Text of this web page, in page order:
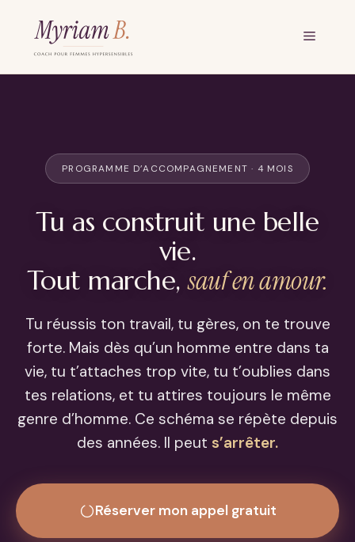
contenu
Menu
PROGRAMME D’ACCOMPAGNEMENT · 4 MOIS
Tu as construit une belle
vie.
Tout marche,sauf en amour.
Tu réussis ton travail, tu gères, on te trouve
forte. Mais dès qu’un homme entre dans ta
vie, tu t’attaches trop vite, tu t’oublies dans
tes relations, et tu attires toujours le même
genre d’homme. Ce schéma se répète depuis
des années. Il peut s’arrêter.
Réserver mon appel gratuit